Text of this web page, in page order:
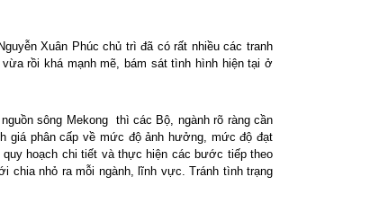
Xuân Phúc chủ trì đã có rất nhiều các tranh
rồi khá mạnh mẽ, bám sát tình hình hiện tại ở
sông Mekong thì các Bộ, ngành rõ ràng cần
giá phân cấp về mức độ ảnh hưởng, mức độ đạt
hoạch chi tiết và thực hiện các bước tiếp theo
chia nhỏ ra mỗi ngành, lĩnh vực. Tránh tình trạng